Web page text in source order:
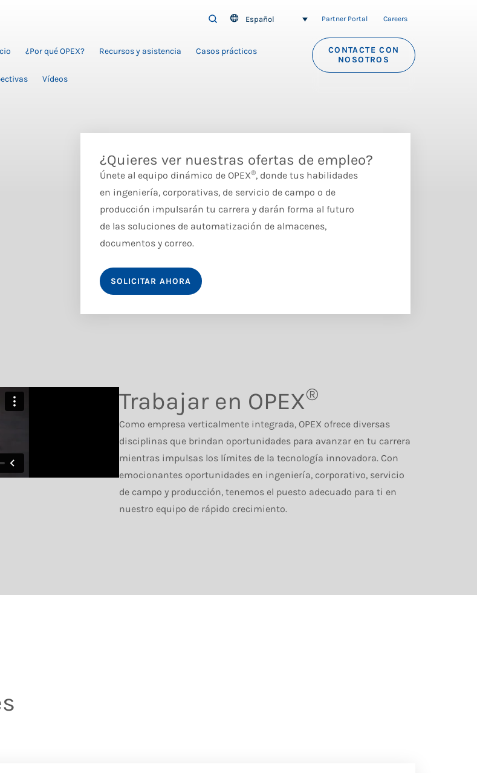
SEARCH
Español Partner Portal Careers
¿Por qué OPEX? Recursos y asistencia Casos prácticos
Vídeos
CONTACTE CON
NOSOTROS
¿Quieres ver nuestras ofertas de empleo?
Únete al equipo dinámico de OPEX®, donde tus habilidades
en ingeniería, corporativas, de servicio de campo o de
producción impulsarán tu carrera y darán forma al futuro
de las soluciones de automatización de almacenes,
documentos y correo.
SOLICITAR AHORA
Trabajar en OPEX®
Como empresa verticalmente integrada, OPEX ofrece diversas
disciplinas que brindan oportunidades para avanzar en tu carrera
mientras impulsas los límites de la tecnología innovadora. Con
emocionantes oportunidades en ingeniería, corporativo, servicio
de campo y producción, tenemos el puesto adecuado para ti en
nuestro equipo de rápido crecimiento.